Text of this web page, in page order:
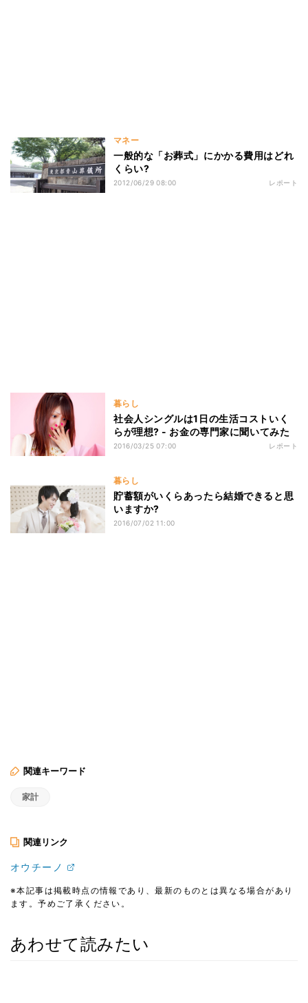
マネー
一般的な「お葬式」にかかる費用はどれ
くらい?
2012/06/29 08:00 レポート
暮らし
社会人シングルは1日の生活コストいく
らが理想? - お金の専門家に聞いてみた
2016/03/25 07:00 レポート
暮らし
貯蓄額がいくらあったら結婚できると思
いますか?
2016/07/02 11:00
関連キーワード
家計
関連リンク
オウチーノ
※本記事は掲載時点の情報であり、最新のものとは異なる場合があり
ます。予めご了承ください。
あわせて読みたい